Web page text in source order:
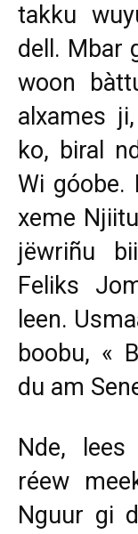
takku
dell. Mbar
woon
alxames
ko, biral
Wi góobe.
xeme
jëwriñu
Feliks
leen.
boobu, «
du am
Nde,
réew
Nguur gi